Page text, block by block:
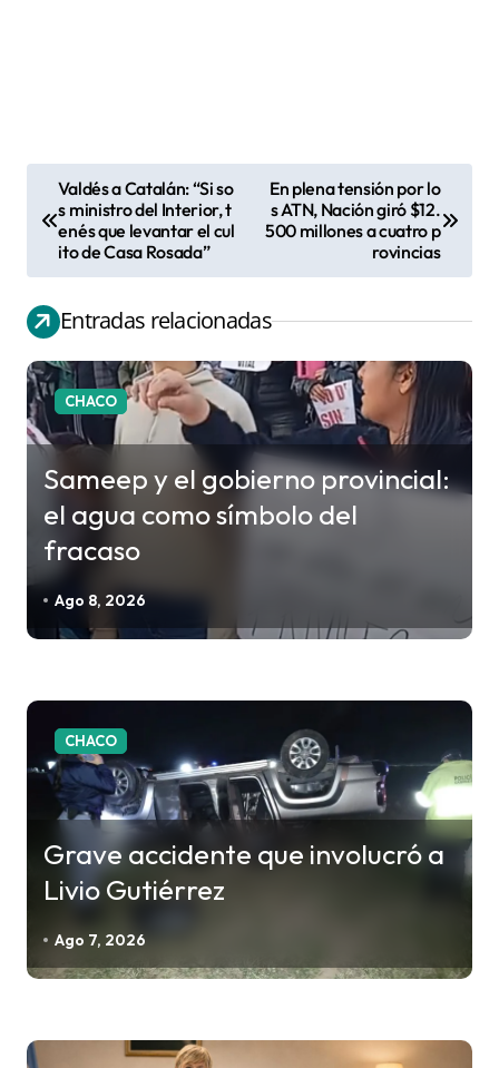
v
e
g
a
c
i
n
r
d
Valdés a Catalán: “Si so
s ministro del Interior, t
enés que levantar el cul
ito de Casa Rosada”
En plena tensión por lo
s ATN, Nación giró $12.
500 millones a cuatro p
rovincias
Entradas relacionadas
CHACO
Sameep y el gobierno provincial:
el agua como símbolo del
fracaso
Ago 8, 2026
CHACO
Grave accidente que involucró a
Livio Gutiérrez
Ago 7, 2026